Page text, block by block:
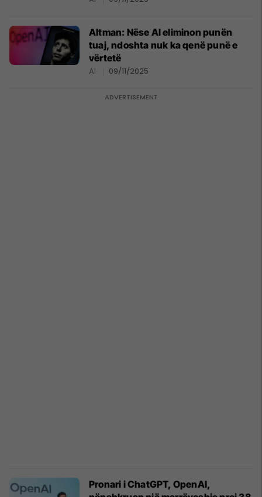
Altman: Nëse Al eliminon punën
tuaj, ndoshta nuk ka qenë punë e
vërtetë
AI 09/11/2025
Pronari i ChatGPT, OpenAI,